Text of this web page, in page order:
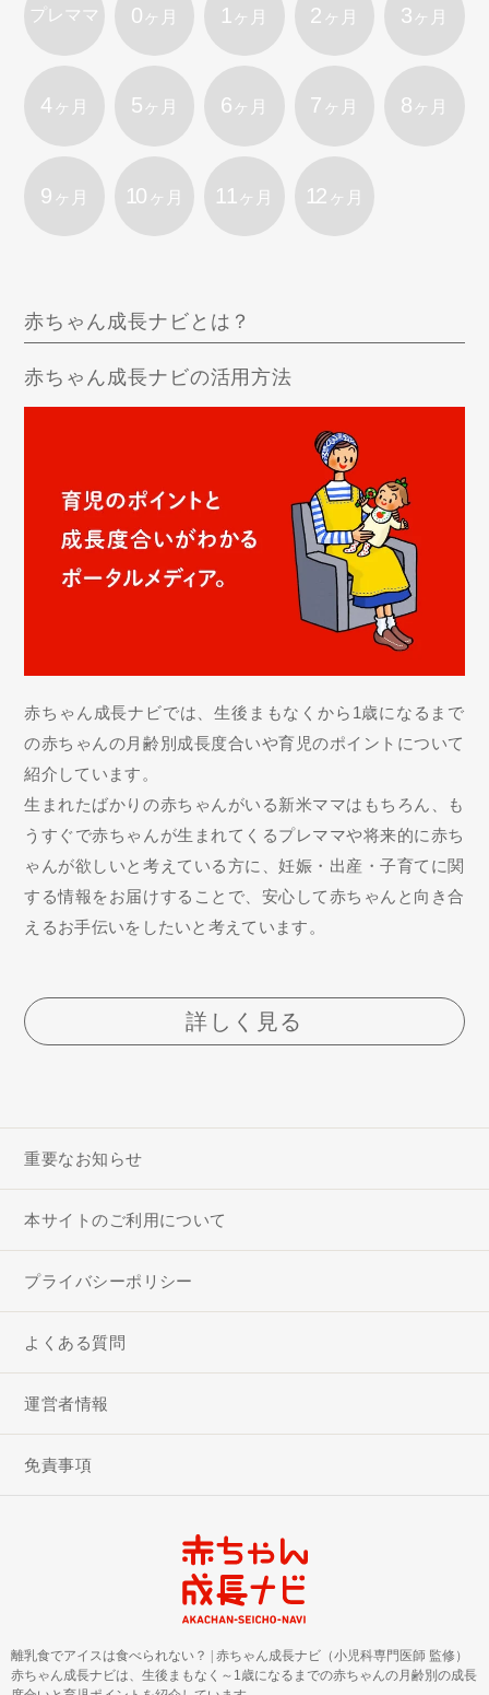
プレママ 0 ヶ月 1 ヶ月 2 ヶ月 3 ヶ月
4 ヶ月 5 ヶ月 6 ヶ月 7 ヶ月 8 ヶ月
9 ヶ月 10 ヶ月 11 ヶ月 12 ヶ月
赤ちゃん成長ナビとは？
赤ちゃん成長ナビの活用方法
赤ちゃん成長ナビでは、生後まもなくから1歳になるまで
の赤ちゃんの月齢別成長度合いや育児のポイントについて
紹介しています。
生まれたばかりの赤ちゃんがいる新米ママはもちろん、も
うすぐで赤ちゃんが生まれてくるプレママや将来的に赤ち
ゃんが欲しいと考えている方に、妊娠・出産・子育てに関
する情報をお届けすることで、安心して赤ちゃんと向き合
えるお手伝いをしたいと考えています。
詳しく見る
重要なお知らせ
本サイトのご利用について
プライバシーポリシー
よくある質問
運営者情報
免責事項
離乳食でアイスは食べられない？ | 赤ちゃん成長ナビ（小児科専門医師 監修）
赤ちゃん成長ナビは、生後まもなく～1歳になるまでの赤ちゃんの月齢別の成長